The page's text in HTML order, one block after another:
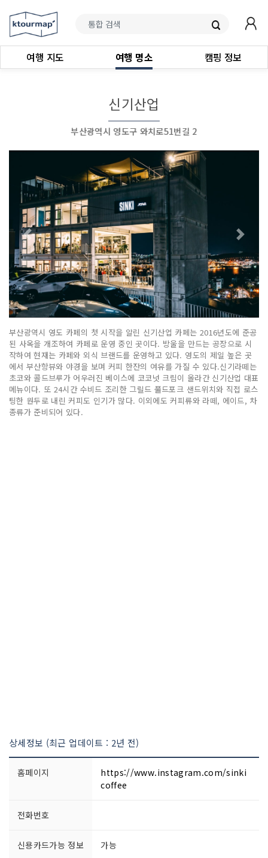
여행 지도 여행 명소 캠핑 정보
신기산업
부산광역시 영도구 와치로51번길 2
부산광역시 영도 카페의 첫 시작을 알린 신기산업 카페는 2016년도에 준공
된 사옥을 개조하여 카페로 운영 중인 곳이다. 방울을 만드는 공장으로 시
작하여 현재는 카페와 외식 브랜드를 운영하고 있다. 영도의 제일 높은 곳
에서 부산항뷰와 야경을 보며 커피 한잔의 여유를 가질 수 있다.신기라떼는
초코와 콜드브루가 어우러진 베이스에 코코넛 크림이 올라간 신기산업 대표
메뉴이다. 또 24시간 수비드 조리한 그릴드 풀드포크 샌드위치와 직접 로스
팅한 원두로 내린 커피도 인기가 많다. 이외에도 커피류와 라떼, 에이드, 차
종류가 준비되어 있다.
상세정보 (최근 업데이트 : 2년 전)
홈페이지
https://www.instagram.com/sinki
coffee
전화번호
신용카드가능 정보 가능